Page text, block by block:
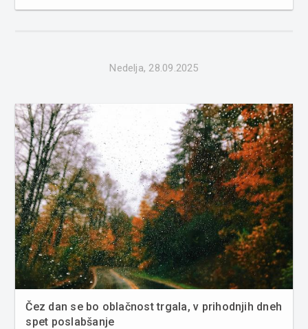
Nedelja, 28.09.2025
Čez dan se bo oblačnost trgala, v prihodnjih dneh
spet poslabšanje